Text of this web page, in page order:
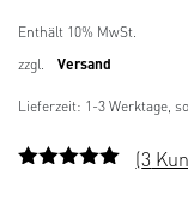
Enthält 10% MwSt.
zzgl.
Versand
Lieferzeit: 1-3 Werktage,
(3